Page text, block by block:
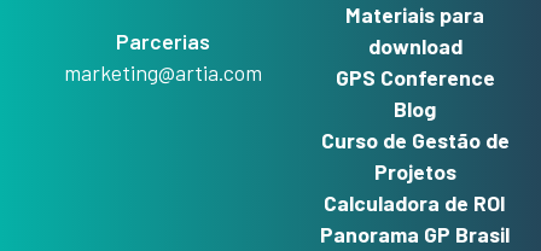
Parcerias
marketing@artia.com
Materiais para
download
GPS Conference
Blog
Curso de Gestão de
Projetos
Calculadora de ROI
Panorama GP Brasil